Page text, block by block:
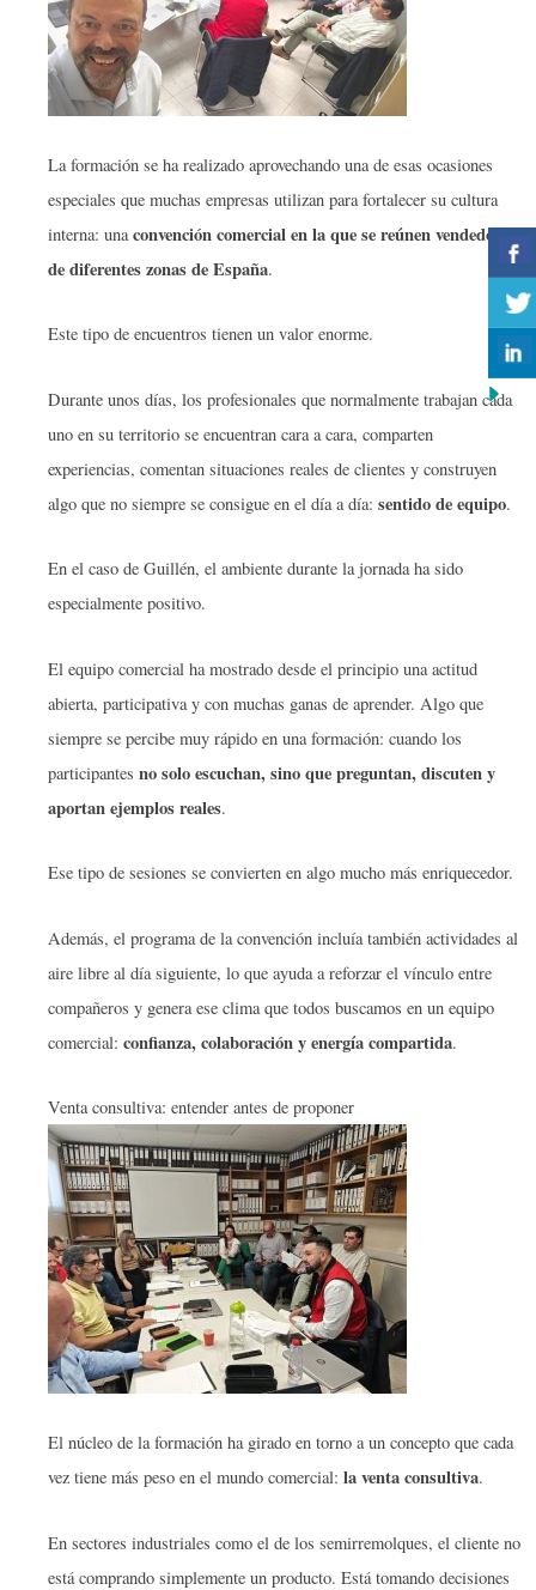
La formación se ha realizado aprovechando una de esas ocasiones
especiales que muchas empresas utilizan para fortalecer su cultura
interna: una convención comercial en la que se reúnen vendedores
de diferentes zonas de España.
Este tipo de encuentros tienen un valor enorme.
Durante unos días, los profesionales que normalmente trabajan cada
uno en su territorio se encuentran cara a cara, comparten
experiencias, comentan situaciones reales de clientes y construyen
algo que no siempre se consigue en el día a día: sentido de equipo.
En el caso de Guillén, el ambiente durante la jornada ha sido
especialmente positivo.
El equipo comercial ha mostrado desde el principio una actitud
abierta, participativa y con muchas ganas de aprender. Algo que
siempre se percibe muy rápido en una formación: cuando los
participantes no solo escuchan, sino que preguntan, discuten y
aportan ejemplos reales.
Ese tipo de sesiones se convierten en algo mucho más enriquecedor.
Además, el programa de la convención incluía también actividades al
aire libre al día siguiente, lo que ayuda a reforzar el vínculo entre
compañeros y genera ese clima que todos buscamos en un equipo
comercial: confianza, colaboración y energía compartida.
Venta consultiva: entender antes de proponer
El núcleo de la formación ha girado en torno a un concepto que cada
vez tiene más peso en el mundo comercial: la venta consultiva.
En sectores industriales como el de los semirremolques, el cliente no
está comprando simplemente un producto. Está tomando decisiones